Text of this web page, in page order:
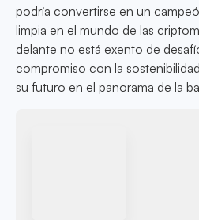
podría convertirse en un
limpia en el mundo de las
delante no está exento de
compromiso con la
su futuro en el panorama de la